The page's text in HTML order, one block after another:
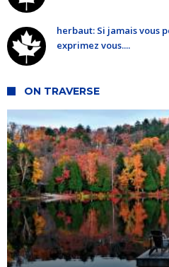
herbaut: Si jamais vous
exprimez vous....
ON TRAVERSE